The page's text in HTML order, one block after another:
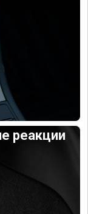
реакции